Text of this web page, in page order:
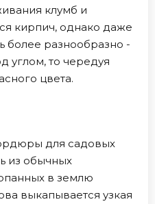
клумб и
кирпич, однако даже
более разнообразно -
углом, то чередуя
цвета.
для садовых
из обычных
в землю
выкапывается узкая